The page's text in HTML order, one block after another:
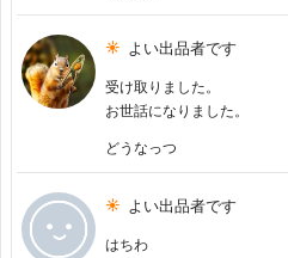
よい出品者です
受け取りました。
お世話になりました。
どうなっつ
よい出品者です
はちわ